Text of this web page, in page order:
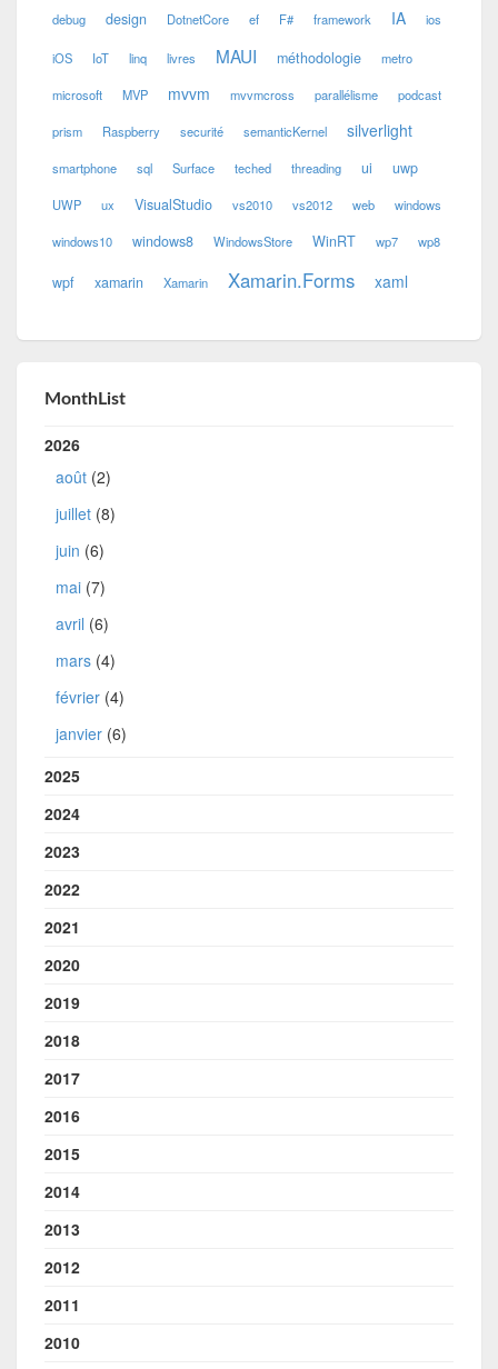
debug design DotnetCore ef F# framework IA ios
iOS IoT linq livres MAUI méthodologie metro
microsoft MVP mvvm mvvmcross parallélisme podcast
prism Raspberry securité semanticKernel silverlight
smartphone sql Surface teched threading ui uwp
UWP ux VisualStudio vs2010 vs2012 web windows
windows10 windows8 WindowsStore WinRT wp7 wp8
wpf xamarin Xamarin Xamarin.Forms xaml
MonthList
2026
août (2)
juillet (8)
juin (6)
mai (7)
avril (6)
mars (4)
février (4)
janvier (6)
2025
2024
2023
2022
2021
2020
2019
2018
2017
2016
2015
2014
2013
2012
2011
2010